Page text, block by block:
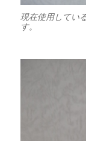
現在使用してい
す。